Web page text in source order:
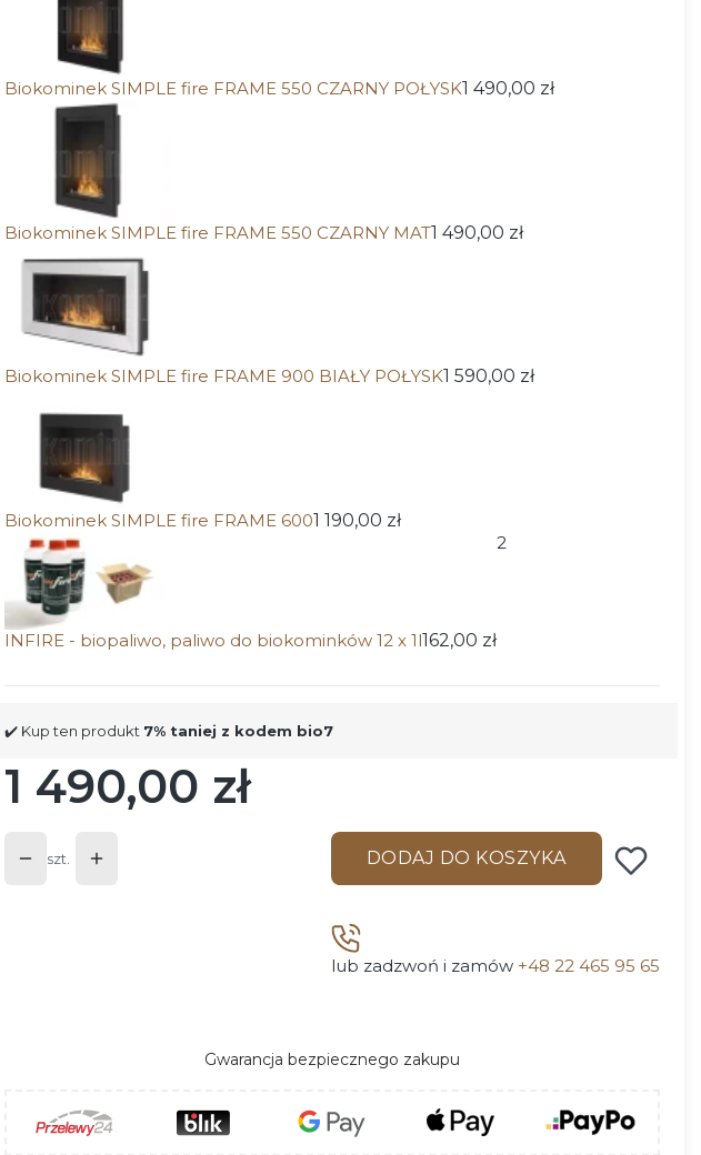
Biokominek SIMPLE fire FRAME 550 CZARNY POŁYSK1 490,00 zł
Biokominek SIMPLE fire FRAME 550 CZARNY MAT1 490,00 zł
Biokominek SIMPLE fire FRAME 900 BIAŁY POŁYSK1 590,00 zł
Biokominek SIMPLE fire FRAME 6001 190,00 zł
INFIRE - biopaliwo, paliwo do biokominków 12 x 1l162,00 zł
2
✔️ Kup ten produkt 7% taniej z kodem bio7
Cena
1 490,00 zł
szt. DODAJ DO KOSZYKA
lub zadzwoń i zamów +48 22 465 95 65
Gwarancja bezpiecznego zakupu